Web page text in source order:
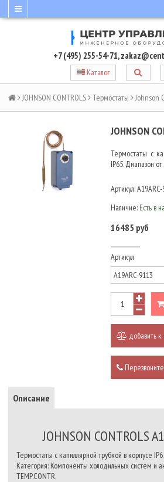
+7 (495) 255-54-71,
Каталог
JOHNSON CONTROLS Термостаты Johnson
JOHNSON
Термостаты с
IP65. Диапазон
Артикул:
Наличие: Есть в
16485 руб
Артикул
добавить
Перезвоните
Описание
JOHNSON CONTROLS
Термостаты с капиллярной трубкой в корпусе
Категория: Компоненты холодильных систем и
TEMP.CONTR.